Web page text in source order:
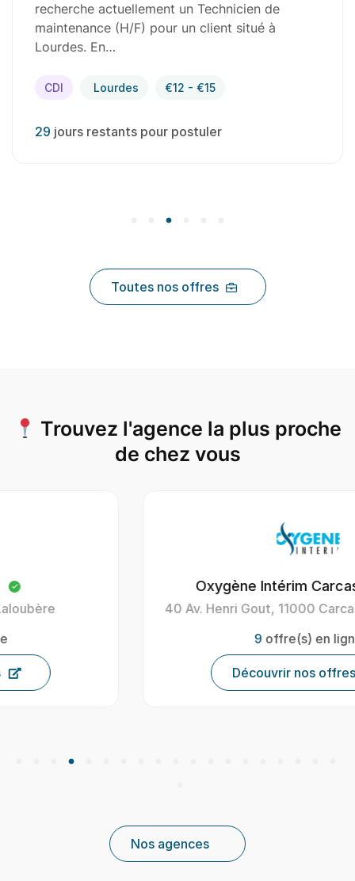
recherche actuellement un Technicien de
maintenance (H/F) pour un client situé à
Lourdes. En…
CDI Lourdes €12 - €15
29 jours restants pour postuler
Toutes nos offres
Trouvez l'agence la plus proche
de chez vous
Oxygène Intérim Carcassonne
40 Av. Henri Gout, 11000 Carcassonne, France
Découvrir nos offres
Nos agences